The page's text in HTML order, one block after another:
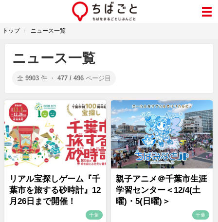
トップ ニュース一覧
ニュース一覧
全 9903 件 ・ 477 / 496 ページ目
リアル宝探しゲーム『千
葉市を旅する砂時計』12
月26日まで開催！
千葉
親子アニメ＠千葉市生涯
学習センター＜12/4(土
曜)・5(日曜)＞
千葉